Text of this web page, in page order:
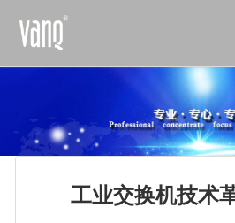
工业交换机技术